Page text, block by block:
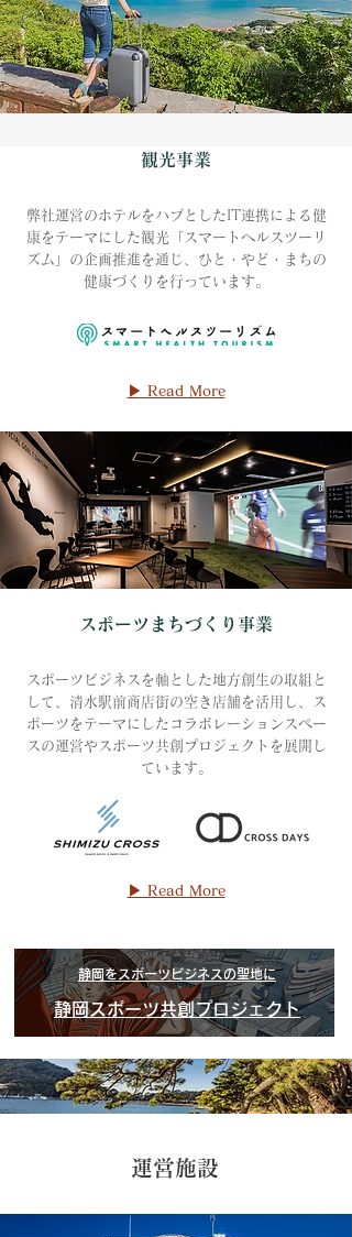
観光事業
弊社運営のホテルをハブとしたIT連携による健
康をテーマにした観光「スマートヘルスツーリ
ズム」の企画推進を通じ、ひと・やど・まちの
健康づくりを行っています。
▶ Read More
スポーツまちづくり事業
​スポーツビジネスを軸とした地方創生の取組と
して、清水駅前商店街の空き店舗を活用し、ス
ポーツをテーマにしたコラボレーションスペー
スの運営やスポーツ共創プロジェクトを展開し
ています。
▶ Read More
静岡をスポーツビジネスの聖地に
静岡スポーツ共創プロジェクト
運営施設